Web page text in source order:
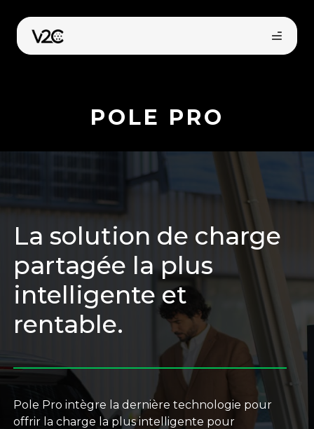
contenu
Trouvez votre installateur
POLE PRO
La solution de charge
partagée la plus
intelligente et
rentable.
Pole Pro intègre la dernière technologie pour
offrir la charge la plus intelligente pour